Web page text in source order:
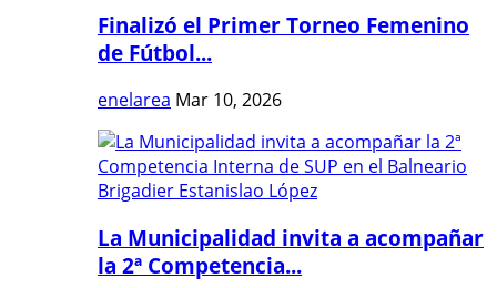
Finalizó el Primer Torneo Femenino
de Fútbol...
enelarea Mar 10, 2026
La Municipalidad invita a acompañar
la 2ª Competencia...